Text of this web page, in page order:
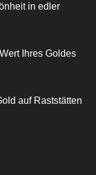
in edler
Ihres Goldes
auf Raststätten